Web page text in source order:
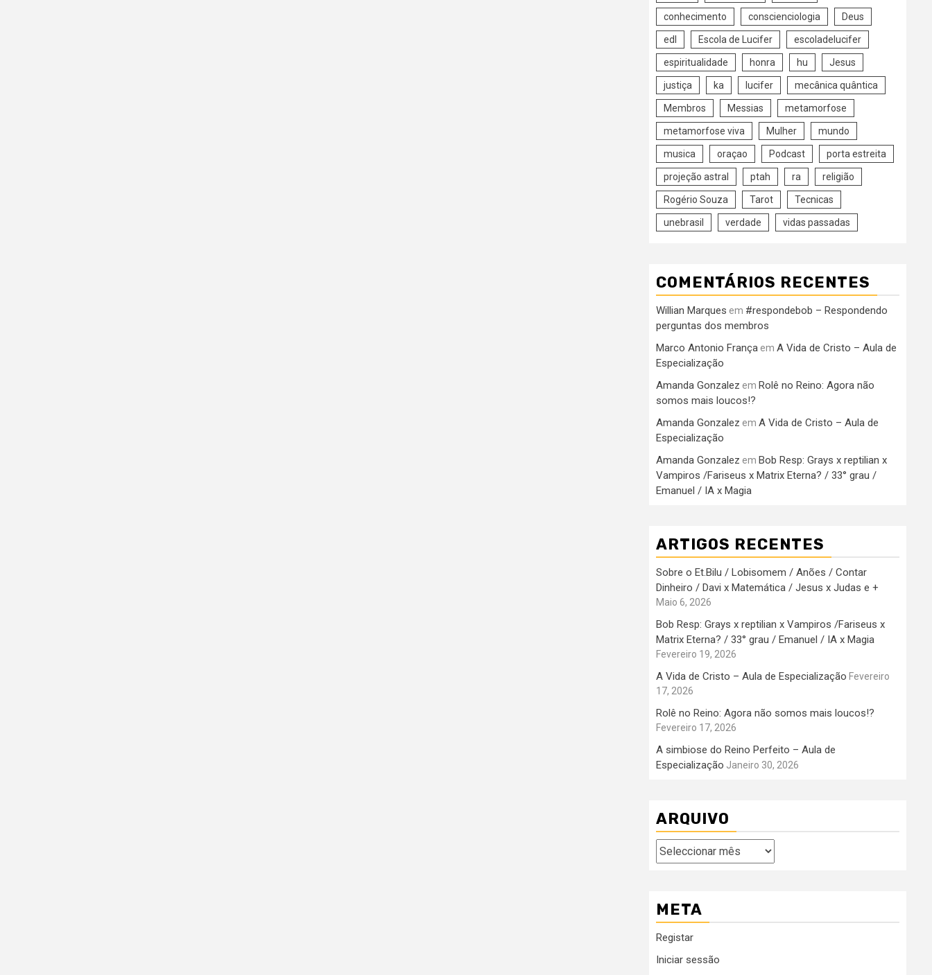
conhecimento conscienciologia Deus
edl Escola de Lucifer escoladelucifer
espiritualidade honra hu Jesus
justiça ka lucifer mecânica quântica
Membros Messias metamorfose
metamorfose viva Mulher mundo
musica oraçao Podcast porta estreita
projeção astral ptah ra religião
Rogério Souza Tarot Tecnicas
unebrasil verdade vidas passadas
COMENTÁRIOS RECENTES
Willian Marques em #respondebob – Respondendo
perguntas dos membros
Marco Antonio França em A Vida de Cristo – Aula de
Especialização
Amanda Gonzalez em Rolê no Reino: Agora não
somos mais loucos!?
Amanda Gonzalez em A Vida de Cristo – Aula de
Especialização
Amanda Gonzalez em Bob Resp: Grays x reptilian x
Vampiros /Fariseus x Matrix Eterna? / 33° grau /
Emanuel / IA x Magia
ARTIGOS RECENTES
Sobre o Et.Bilu / Lobisomem / Anões / Contar
Dinheiro / Davi x Matemática / Jesus x Judas e +
Maio 6, 2026
Bob Resp: Grays x reptilian x Vampiros /Fariseus x
Matrix Eterna? / 33° grau / Emanuel / IA x Magia
Fevereiro 19, 2026
A Vida de Cristo – Aula de Especialização Fevereiro
17, 2026
Rolê no Reino: Agora não somos mais loucos!?
Fevereiro 17, 2026
A simbiose do Reino Perfeito – Aula de
Especialização Janeiro 30, 2026
ARQUIVO
Arquivo
META
Registar
Iniciar sessão